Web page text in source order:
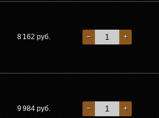
8 162 руб. − +
9 984 руб. − +